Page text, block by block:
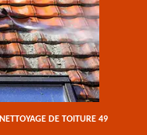
NETTOYAGE DE TOITURE 49